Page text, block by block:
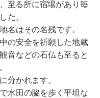
至る所に宿場があり毎
た。
名はその名残です。
の安全を祈願した地蔵
音などの石仏も至ると
分かれます。
水田の脇を歩く平坦な